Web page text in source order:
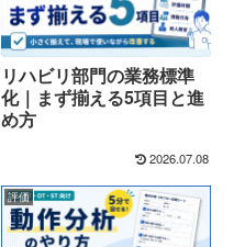
リハビリ部門の業務標準
化｜まず揃える5項目と進
め方
2026.07.08
評価